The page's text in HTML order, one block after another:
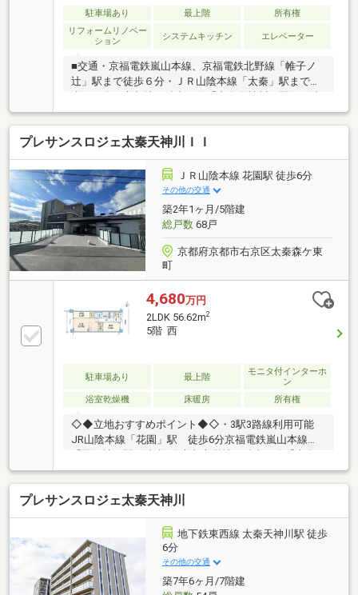
駐車場あり 最上階
所有権
リフォームリノベー
ション
システムキッチン エレベーター
■交通・京福電鉄嵐山本線、京福電鉄北野線「帷子ノ
辻」駅まで徒歩６分・ＪＲ山陰本線「太秦」駅まで徒
歩２０分■ＬＤＫに堀ゴタツ付き。■ウォークインクロ
ーゼットや納戸など収納豊富。■駐輪場使用料：３６
０円／月、バイク置場使用料：１，２００円／月。■
２０２６年４月リフォーム内容【新調】キッチン、浴
室、トイレ、畳【張替】フロアタイル（ダイニング・
キッチン・トイレ・洗面所）、カーペット（洋室・納
戸）【貼替】クロス全室■周辺施設・フレスコにっさ
ん太秦店まで３６０ｍ（徒歩５分）・ドラッグユタカ
太秦大映通店まで３８０ｍ（徒歩５分）
プレサンスロジェ太秦天神川ＩＩ
ＪＲ山陰本線 花園駅 徒歩6分
その他の交通
築2年1ヶ月/5階建
総戸数68戸
京都府京都市右京区太秦森ケ東
町
4,680万円
2LDK 56.62m2
5階 西
駐車場あり 最上階
モニタ付インターホ
ン
浴室乾燥機
床暖房 所有権
◇◆立地おすすめポイント◆◇・3駅3路線利用可能
JR山陰本線「花園」駅 徒歩6分京福電鉄嵐山本線
天神川」駅徒歩10分・徒歩圏にスーパーマーケット、
コンビニ、郵便局などが周囲に揃う、至便環境。◇◆
対象住戸おすすめポイント◇◆・2024年建築・プレサ
ンスコーポレーション施工マンション・5階建最上階
部分・2LDKタイプ・壁芯56.62㎡・大きな窓でバルコ
ニーとつながった光と開放感にあふれるLDK・LDKか
らは、嵐山が望むことができ、春には桜・秋には紅葉
をお楽しみいただけます。・ペット飼育可（規約によ
る制限有り）
プレサンスロジェ太秦天神川
地下鉄東西線 太秦天神川駅 徒歩
6分
その他の交通
築7年6ヶ月/7階建